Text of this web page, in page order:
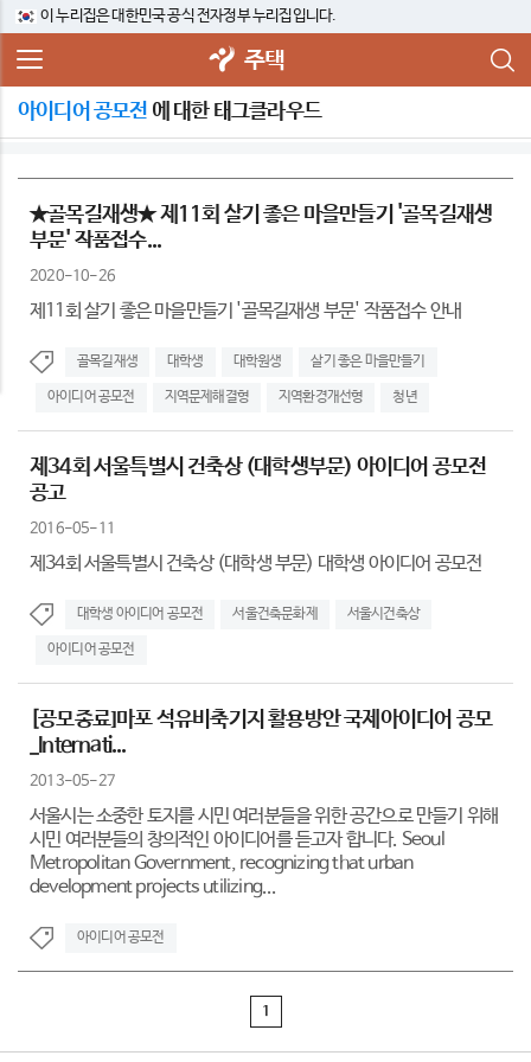
이 누리집은 대한민국 공식 전자정부 누리집입니다.
주택
아이디어 공모전 에 대한 태그클라우드
★골목길재생★ 제11회 살기 좋은 마을만들기 '골목길재생
부문' 작품접수...
2020-10-26
제11회 살기 좋은 마을만들기 '골목길재생 부문' 작품접수 안내
골목길재생 대학생 대학원생 살기 좋은 마을만들기
아이디어 공모전 지역문제해결형 지역환경개선형 청년
제34회 서울특별시 건축상 (대학생부문) 아이디어 공모전
공고
2016-05-11
제34회 서울특별시 건축상 (대학생 부문) 대학생 아이디어 공모전
대학생 아이디어 공모전 서울건축문화제 서울시건축상
아이디어 공모전
[공모종료]마포 석유비축기지 활용방안 국제아이디어 공모
_Internati...
2013-05-27
서울시는 소중한 토지를 시민 여러분들을 위한 공간으로 만들기 위해
시민 여러분들의 창의적인 아이디어를 듣고자 합니다. Seoul
Metropolitan Government, recognizing that urban
development projects utilizing...
아이디어 공모전
1